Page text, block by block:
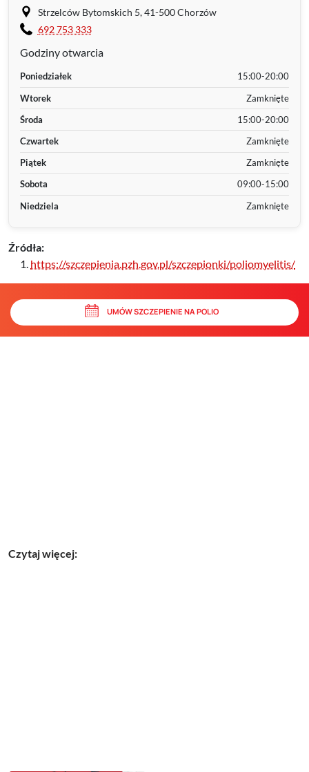
Strzelców Bytomskich 5, 41-500 Chorzów
692 753 333
Godziny otwarcia
Poniedziałek
15:00-20:00
Wtorek
Zamknięte
Środa
15:00-20:00
Czwartek
Zamknięte
Piątek
Zamknięte
Sobota
09:00-15:00
Niedziela
Zamknięte
Źródła:
https://szczepienia.pzh.gov.pl/szczepionki/poliomyelitis/
UMÓW SZCZEPIENIE NA POLIO
Czytaj więcej: